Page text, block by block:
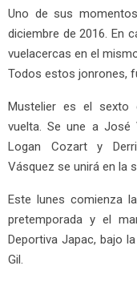
Uno de sus
diciembre de 2016. En
vuelacercas en el
Todos estos jonrones,
Mustelier es el sexto
vuelta. Se une a José
Logan Cozart y
Vásquez se unirá en la
Este lunes comienza
pretemporada y el
Deportiva Japac, bajo
Gil.